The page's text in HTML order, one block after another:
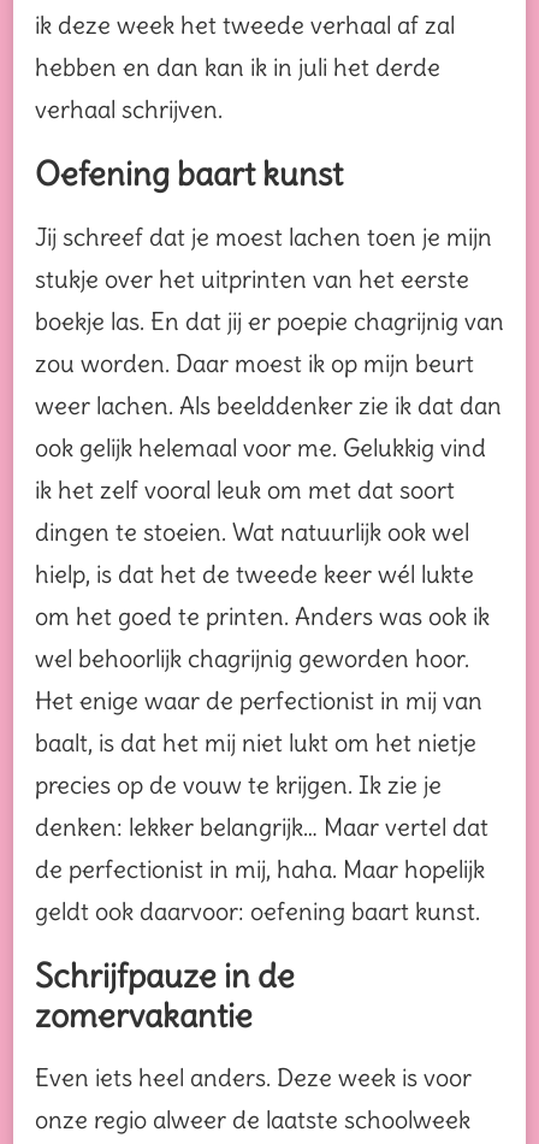
ik deze week het tweede verhaal af zal
hebben en dan kan ik in juli het derde
verhaal schrijven.
Oefening baart kunst
Jij schreef dat je moest lachen toen je mijn
stukje over het uitprinten van het eerste
boekje las. En dat jij er poepie chagrijnig van
zou worden. Daar moest ik op mijn beurt
weer lachen. Als beelddenker zie ik dat dan
ook gelijk helemaal voor me. Gelukkig vind
ik het zelf vooral leuk om met dat soort
dingen te stoeien. Wat natuurlijk ook wel
hielp, is dat het de tweede keer wél lukte
om het goed te printen. Anders was ook ik
wel behoorlijk chagrijnig geworden hoor.
Het enige waar de perfectionist in mij van
baalt, is dat het mij niet lukt om het nietje
precies op de vouw te krijgen. Ik zie je
denken: lekker belangrijk… Maar vertel dat
de perfectionist in mij, haha. Maar hopelijk
geldt ook daarvoor: oefening baart kunst.
Schrijfpauze in de
zomervakantie
Even iets heel anders. Deze week is voor
onze regio alweer de laatste schoolweek